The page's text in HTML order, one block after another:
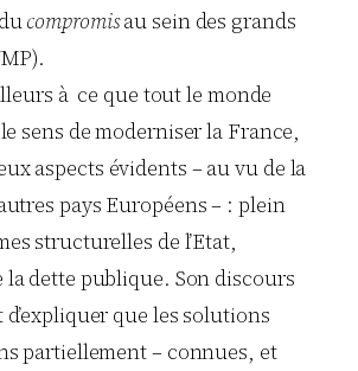
compromisau sein des grands
à ce que tout le monde
sens de moderniser la France,
aspects évidents – au vu de la
pays Européens – : plein
structurelles de l’Etat,
dette publique. Son discours
que les solutions
partiellement – connues, et